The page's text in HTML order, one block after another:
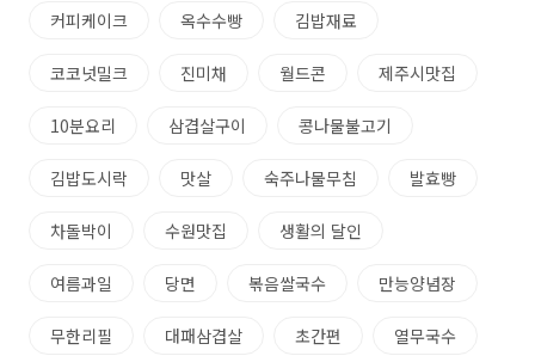
커피케이크 옥수수빵 김밥재료
코코넛밀크 진미채 월드콘 제주시맛집
10분요리 삼겹살구이 콩나물불고기
김밥도시락 맛살 숙주나물무침 발효빵
차돌박이 수원맛집 생활의 달인
여름과일 당면 볶음쌀국수 만능양념장
무한리필 대패삼겹살 초간편 열무국수